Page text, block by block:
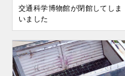
交通科学博物館が閉館してしま
いました